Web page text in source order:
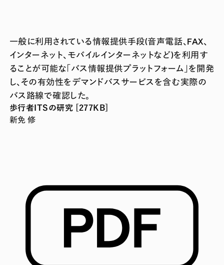
一般に利用されている情報提供手段(音声電話、FAX、
インターネット、モバイルインターネットなど)を利用す
ることが可能な「バス情報提供プラットフォーム」を開発
し、その有効性をデマンドバスサービスを含む実際の
バス路線で確認した。
歩行者ITSの研究 [277KB]
新免 修